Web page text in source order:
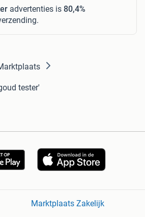
advertenties is 80,4%
tester'
Marktplaats Zakelijk